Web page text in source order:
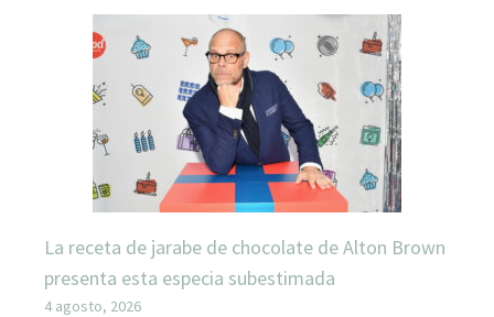
La receta de jarabe de chocolate de Alton Brown
presenta esta especia subestimada
4 agosto, 2026